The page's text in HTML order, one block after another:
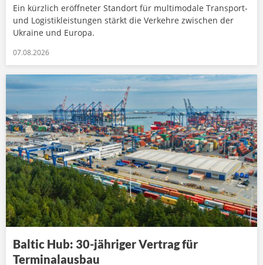
Ein kürzlich eröffneter Standort für multimodale Transport-
und Logistikleistungen stärkt die Verkehre zwischen der
Ukraine und Europa.
07.08.2026
Baltic Hub: 30-jähriger Vertrag für
Terminalausbau